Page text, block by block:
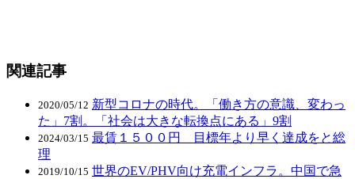
関連記事
2020/05/12 新型コロナの時代。「働き方の意識、変わっ
た」7割。「社会は大きな転換点にある」9割
2024/03/15 最賃１５００円 目標年より早く達成をと総
理
2019/10/15 世界のEV/PHV向け充電インフラ。中国で急